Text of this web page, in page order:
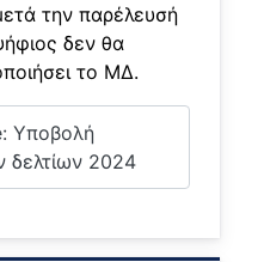
την παρέλευσή
δεν θα
το ΜΔ.
Υποβολή
δελτίων 2024